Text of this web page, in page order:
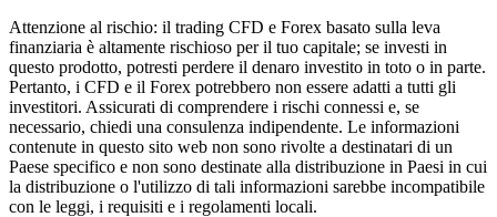
Attenzione al rischio: il trading CFD e Forex basato sulla leva
finanziaria è altamente rischioso per il tuo capitale; se investi in
questo prodotto, potresti perdere il denaro investito in toto o in parte.
Pertanto, i CFD e il Forex potrebbero non essere adatti a tutti gli
investitori. Assicurati di comprendere i rischi connessi e, se
necessario, chiedi una consulenza indipendente. Le informazioni
contenute in questo sito web non sono rivolte a destinatari di un
Paese specifico e non sono destinate alla distribuzione in Paesi in cui
la distribuzione o l'utilizzo di tali informazioni sarebbe incompatibile
con le leggi, i requisiti e i regolamenti locali.